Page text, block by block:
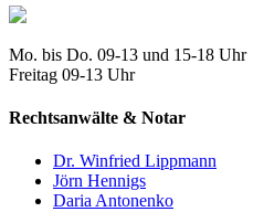
Mo. bis Do. 09-13 und 15-18 Uhr
Freitag 09-13 Uhr
Rechtsanwälte & Notar
Dr. Winfried Lippmann
Jörn Hennigs
Daria Antonenko